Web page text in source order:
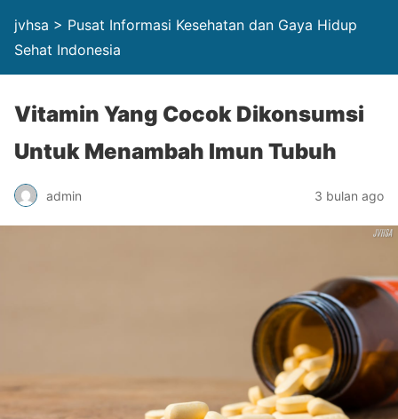
jvhsa > Pusat Informasi Kesehatan dan Gaya Hidup
Sehat Indonesia
Vitamin Yang Cocok Dikonsumsi
Untuk Menambah Imun Tubuh
admin 3 bulan ago